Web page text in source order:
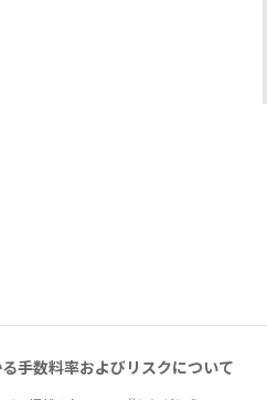
手数料率およびリスクについて